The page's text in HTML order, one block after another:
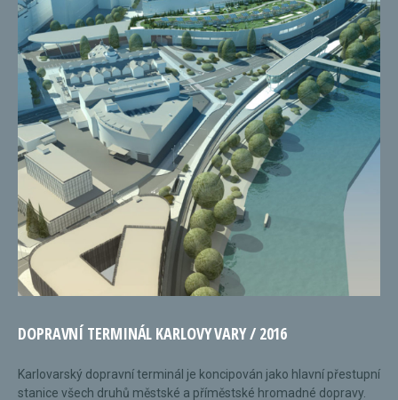
DOPRAVNÍ TERMINÁL KARLOVY VARY / 2016
Karlovarský dopravní terminál je koncipován jako hlavní přestupní
stanice všech druhů městské a příměstské hromadné dopravy.